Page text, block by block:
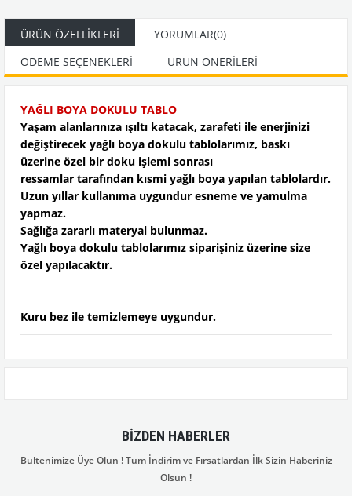
ÜRÜN ÖZELLIKLERI YORUMLAR(0)
ÖDEME SEÇENEKLERI
ÜRÜN ÖNERILERI
YAĞLI BOYA DOKULU TABLO
Yaşam alanlarınıza ışıltı katacak, zarafeti ile enerjinizi
değiştirecek yağlı boya dokulu tablolarımız, baskı
üzerine özel bir doku işlemi sonrası
ressamlar tarafından kısmi yağlı boya yapılan tablolardır.
Uzun yıllar kullanıma uygundur esneme ve yamulma
yapmaz.
Sağlığa zararlı materyal bulunmaz.
Yağlı boya dokulu tablolarımız siparişiniz üzerine size
özel yapılacaktır.
Kuru bez ile temizlemeye uygundur.
BIZDEN HABERLER
Bültenimize Üye Olun ! Tüm İndirim ve Fırsatlardan İlk Sizin Haberiniz
Olsun !